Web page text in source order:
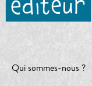
Qui sommes-nous ?